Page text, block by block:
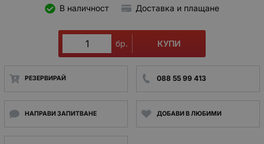
В наличност Доставка и плащане
бр. КУПИ
РЕЗЕРВИРАЙ 088 55 99 413
НАПРАВИ ЗАПИТВАНЕ ДОБАВИ В ЛЮБИМИ